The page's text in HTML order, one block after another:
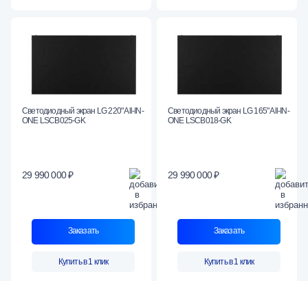
Светодиодный экран LG 220" All-IN-
ONE LSCB025-GK
29 990 000 ₽
Заказать
Купить в 1 клик
Светодиодный экран LG 165" All-IN-
ONE LSCB018-GK
29 990 000 ₽
Заказать
Купить в 1 клик